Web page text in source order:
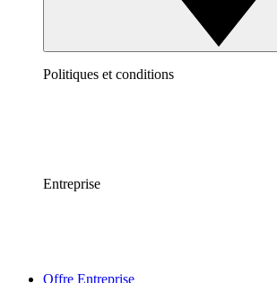
Politiques et conditions
Entreprise
Offre Entreprise